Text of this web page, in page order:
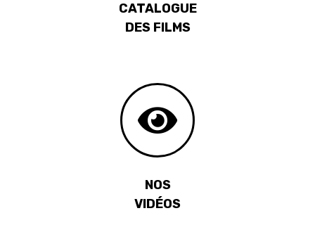
CATALOGUE
DES FILMS
NOS
VIDÉOS